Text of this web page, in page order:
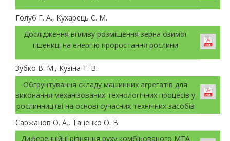
Голуб Г. А., Кухарець С. М.
Дослідження впливу розміщення зерна озимої
пшениці на енергію проростання рослини
Зубко В. М., Кузіна Т. В.
Обгрунтування складу машинних агрегатів для
виконання механізованих технологічних процесів у
рослинництві на основі сучасних технічних засобів
Саржанов О. А., Таценко О. В.
Диференційні рівняння руху комбінованого МТА